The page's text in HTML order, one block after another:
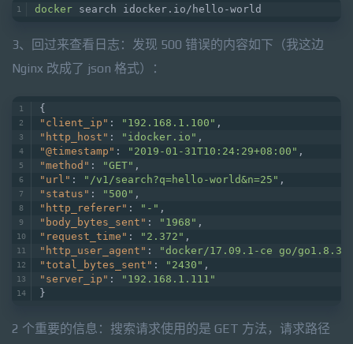
docker search idocker.io/hello-world
3、回过来查看日志：发现 500 错误的内容如下（我这边
Nginx 改成了 json 格式）：
{
"client_ip" : "192.168.1.100" ,
"http_host" : "idocker.io" ,
"@timestamp" : "2019-01-31T10:24:29+08:00" ,
"method" : "GET" ,
"url" : "/v1/search?q=hello-world&n=25" ,
"status" : "500" ,
"http_referer" : "-" ,
"body_bytes_sent" : "1968" ,
"request_time" : "2.372" ,
"http_user_agent" :
"docker/17.09.1-ce go/
"total_bytes_sent" : "2430" ,
"server_ip" :
"192.168.1.111"
}
2 个重要的信息：搜索请求使用的是 GET 方法，请求路径